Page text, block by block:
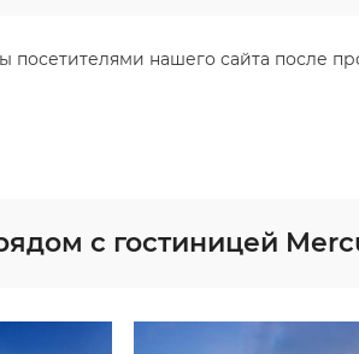
посетителями нашего сайта после
с гостиницей